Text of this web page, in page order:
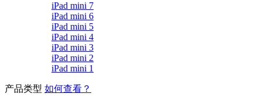
iPad mini 7
iPad mini 6
iPad mini 5
iPad mini 4
iPad mini 3
iPad mini 2
iPad mini 1
产品类型 如何查看？